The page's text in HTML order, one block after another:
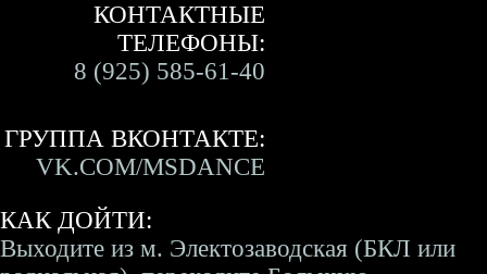
КОНТАКТНЫЕ
ТЕЛЕФОНЫ:
8 (925) 585-61-40
ГРУППА ВКОНТАКТЕ:
VK.COM/MSDANCE
КАК ДОЙТИ:
Выходите из м. Электозаводская (БКЛ или